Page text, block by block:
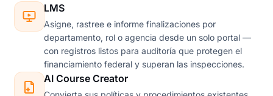
LMS
Asigne, rastree e informe finalizaciones por
departamento, rol o agencia desde un solo portal —
con registros listos para auditoría que protegen el
financiamiento federal y superan las inspecciones.
AI Course Creator